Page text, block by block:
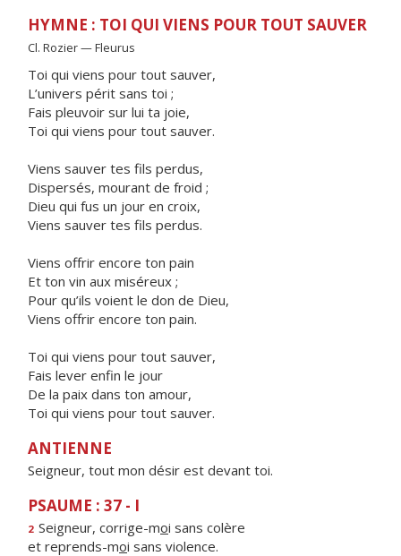
HYMNE : TOI QUI VIENS POUR TOUT SAUVER
Cl. Rozier — Fleurus
Toi qui viens pour tout sauver,
L’univers périt sans toi ;
Fais pleuvoir sur lui ta joie,
Toi qui viens pour tout sauver.
Viens sauver tes fils perdus,
Dispersés, mourant de froid ;
Dieu qui fus un jour en croix,
Viens sauver tes fils perdus.
Viens offrir encore ton pain
Et ton vin aux miséreux ;
Pour qu’ils voient le don de Dieu,
Viens offrir encore ton pain.
Toi qui viens pour tout sauver,
Fais lever enfin le jour
De la paix dans ton amour,
Toi qui viens pour tout sauver.
ANTIENNE
Seigneur, tout mon désir est devant toi.
PSAUME : 37 - I
2 Seigneur, corrige-moi sans colère
et reprends-moi sans violence.